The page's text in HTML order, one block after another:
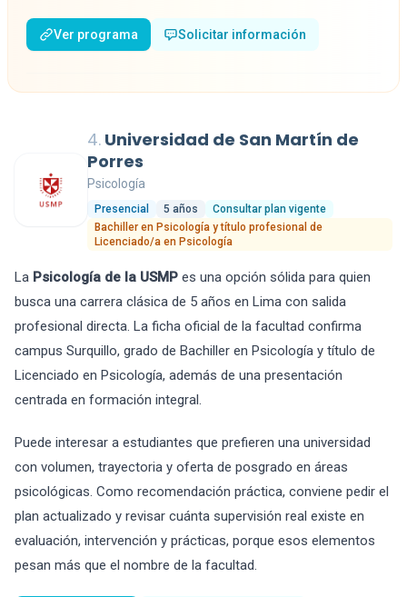
Ver programa Solicitar información
4. Universidad de San Martín de
Porres
Psicología
Presencial 5 años
Consultar plan vigente
Bachiller en Psicología y título profesional de
Licenciado/a en Psicología
La Psicología de la USMP es una opción sólida para quien
busca una carrera clásica de 5 años en Lima con salida
profesional directa. La ficha oficial de la facultad confirma
campus Surquillo, grado de Bachiller en Psicología y título de
Licenciado en Psicología, además de una presentación
centrada en formación integral.
Puede interesar a estudiantes que prefieren una universidad
con volumen, trayectoria y oferta de posgrado en áreas
psicológicas. Como recomendación práctica, conviene pedir el
plan actualizado y revisar cuánta supervisión real existe en
evaluación, intervención y prácticas, porque esos elementos
pesan más que el nombre de la facultad.